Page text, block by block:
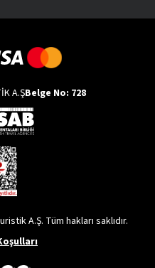
A.ŞBelge No: 728
A.Ş. Tüm hakları saklıdır.